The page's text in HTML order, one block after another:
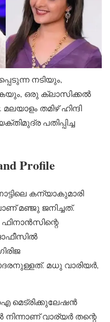
നടിയും,
ഒരു ക്ലാസിക്കൽ
തമിഴ് ഹിന്ദി
പതിപ്പിച്ച
Profile
കന്യാകുമാരി
മഞ്ജു ജനിച്ചത്.
മധു വാരിയർ,
മെട്രിക്കുലേഷൻ
വാര്യർ തന്റെ